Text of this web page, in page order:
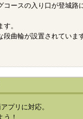
ースの入り口が登城路
。
曲輪が設置されています
プリに対応。
！